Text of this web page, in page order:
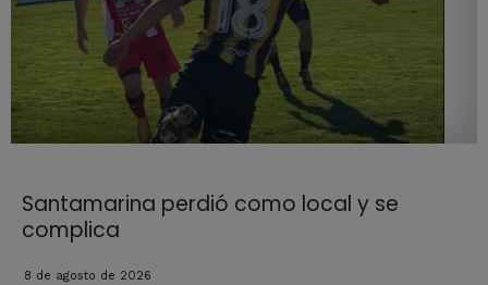
Santamarina perdió como local y se
complica
8 de agosto de 2026